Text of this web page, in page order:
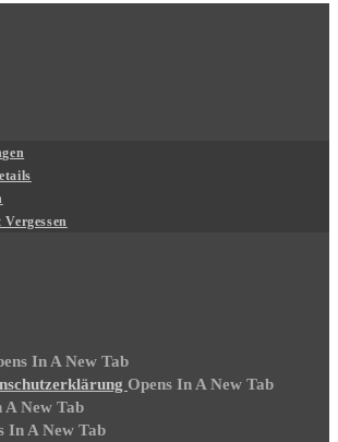
In A New Tab
Opens In A New Tab
A New Tab
In A New Tab